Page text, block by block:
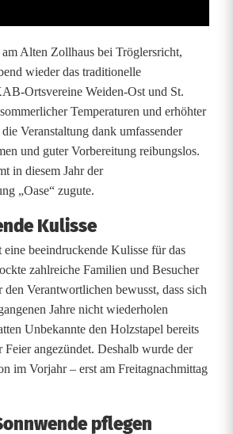
Alten Zollhaus bei Tröglersricht,
wieder das traditionelle
Ortsvereine Weiden-Ost und St.
Temperaturen und erhöhter
Veranstaltung dank umfassender
und guter Vorbereitung reibungslos.
in diesem Jahr der
„Oase“ zugute.
Kulisse
eine beeindruckende Kulisse für das
zahlreiche Familien und Besucher
Verantwortlichen bewusst, dass sich
Jahre nicht wiederholen
Unbekannte den Holzstapel bereits
angezündet. Deshalb wurde der
im Vorjahr – erst am Freitagnachmittag
pflegen